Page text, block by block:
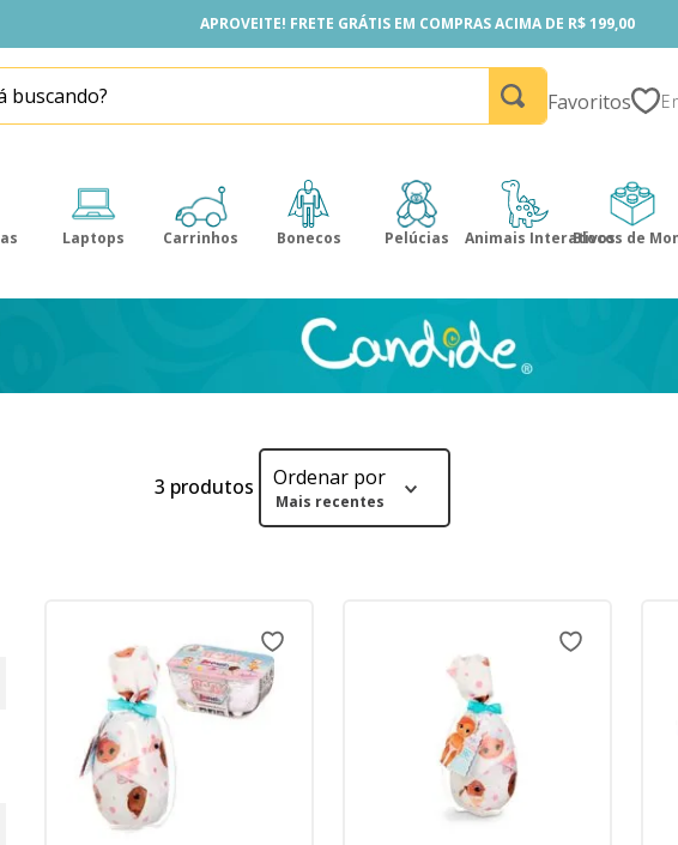
APROVEITE! FRETE GRÁTIS EM COMPRAS ACIMA DE R$ 199,00
APROVEITE! FRETE GRÁTIS EM COMPRAS ACIMA DE R$ 199,00
Favoritos
Laptops Carrinhos Bonecos Pelúcias Animais Interativos
Blocos de
3 produtos Ordenar por
Mais recentes